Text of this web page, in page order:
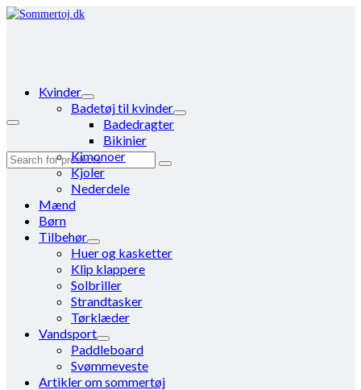
Search
Kvinder
Badetøj til kvinder
Badedragter
Bikinier
Kimonoer
Kjoler
Nederdele
Mænd
Børn
Tilbehør
Huer og kasketter
Klip klappere
Solbriller
Strandtasker
Tørklæder
Vandsport
Paddleboard
Svømmeveste
Artikler om sommertøj